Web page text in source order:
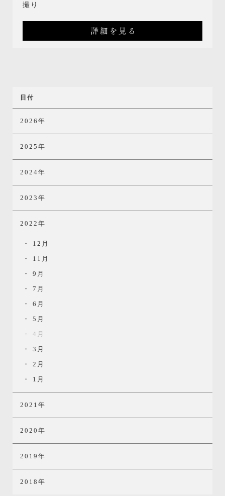
撮り
日付
2026年
2025年
2024年
2023年
2022年
12月
11月
9月
7月
6月
5月
4月
3月
2月
1月
2021年
2020年
2019年
2018年